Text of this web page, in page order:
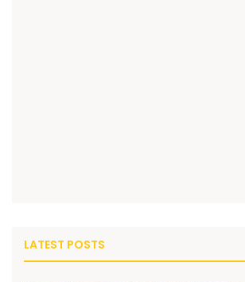
LATEST POSTS